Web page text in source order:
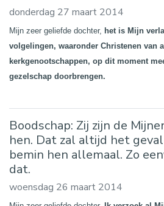
donderdag 27 maart 2014
Mijn zeer geliefde dochter, het is Mijn
volgelingen, waaronder Christenen van
kerkgenootschappen, op dit moment
gezelschap doorbrengen.
Boodschap: Zij zijn de
hen. Dat zal altijd het
bemin hen allemaal. Zo
dat.
woensdag 26 maart 2014